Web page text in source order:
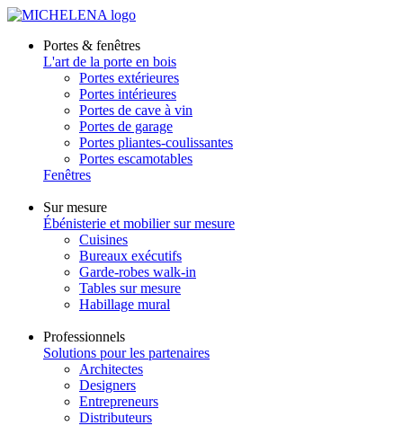
Portes & fenêtres
L'art de la porte en bois
Portes extérieures
Portes intérieures
Portes de cave à vin
Portes de garage
Portes pliantes-coulissantes
Portes escamotables
Fenêtres
Sur mesure
Ébénisterie et mobilier sur mesure
Cuisines
Bureaux exécutifs
Garde-robes walk-in
Tables sur mesure
Habillage mural
Professionnels
Solutions pour les partenaires
Architectes
Designers
Entrepreneurs
Distributeurs